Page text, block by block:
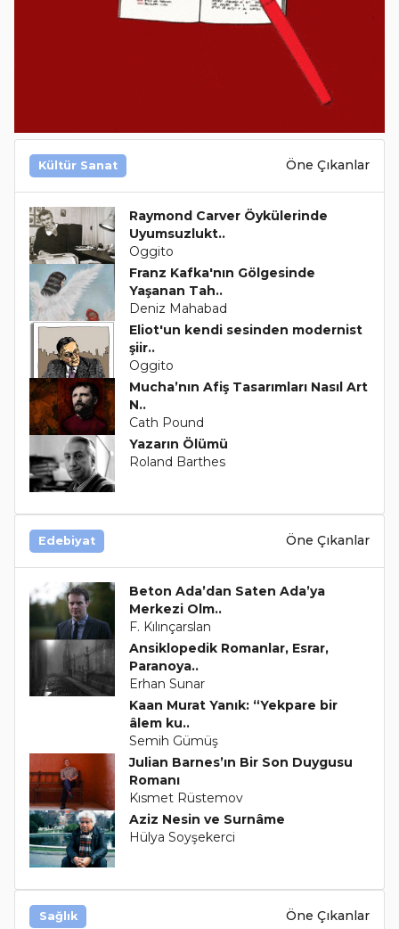
Kültür Sanat Öne Çıkanlar
Raymond Carver Öykülerinde
Uyumsuzlukt..
Oggito
Franz Kafka'nın Gölgesinde
Yaşanan Tah..
Deniz Mahabad
Eliot'un kendi sesinden modernist
şiir..
Oggito
Mucha’nın Afiş Tasarımları Nasıl Art
N..
Cath Pound
Yazarın Ölümü
Roland Barthes
Edebiyat Öne Çıkanlar
Beton Ada’dan Saten Ada’ya
Merkezi Olm..
F. Kılınçarslan
Ansiklopedik Romanlar, Esrar,
Paranoya..
Erhan Sunar
Kaan Murat Yanık: “Yekpare bir
âlem ku..
Semih Gümüş
Julian Barnes’ın Bir Son Duygusu
Romanı
Kısmet Rüstemov
Aziz Nesin ve Surnâme
Hülya Soyşekerci
Sağlık Öne Çıkanlar